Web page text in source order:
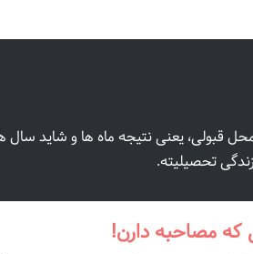
قبولی، یعنی نتیجه ماه ها و شاید
تحصیلیته.